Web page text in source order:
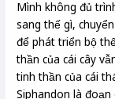
Mình không đủ
sang thế gì,
để phát triển bộ
thần của cái cây
tinh thần của cái
Siphandon là